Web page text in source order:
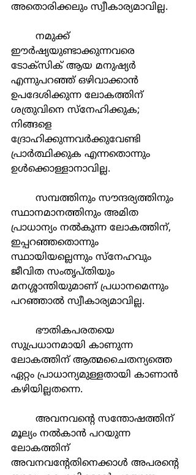
അതൊരിക്കലും സ്വീകാര്യമാവില്ല.
ഈർഷ്യയുണ്ടാക്കുന്നവരെ
ടോക്സിക് ആയ മനുഷ്യർ
എന്നുപറഞ്ഞ് ഒഴിവാക്കാൻ
ഉപദേശിക്കുന്ന ലോകത്തിന്
ശത്രുവിനെ സ്നേഹിക്കുക;
നിങ്ങളെ
ദ്രോഹിക്കുന്നവർക്കുവേണ്ടി
പ്രാർത്ഥിക്കുക എന്നതൊന്നും
ഉൾക്കൊള്ളാനാവില്ല.
സ്ഥാനമാനത്തിനും അമിത
പ്രാധാന്യം നൽകുന്ന ലോകത്തിന്,
ഇപ്പറഞ്ഞതൊന്നും
സ്ഥായിയല്ലെന്നും സ്‌നേഹവും
ജീവിത സംതൃപ്തിയും
മനശ്ശാന്തിയുമാണ് പ്രധാനമെന്നും
പറഞ്ഞാൽ സ്വീകാര്യമാവില്ല.
സുപ്രധാനമായി കാണുന്ന
ലോകത്തിന് ആത്മചൈതന്യത്തെ
ഏറ്റം പ്രാധാന്യമുള്ളതായി കാണാൻ
കഴിയില്ലതന്നെ.
മൂല്യം നൽകാൻ പറയുന്ന
ലോകത്തിന്
അവനവന്റേതിനെക്കാൾ അപരന്റെ